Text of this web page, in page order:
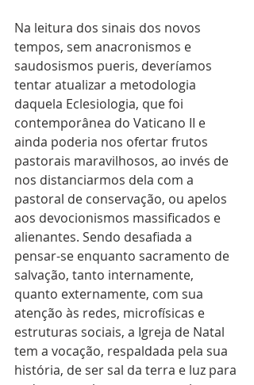
Na leitura dos sinais dos novos
tempos, sem anacronismos e
saudosismos pueris, deveríamos
tentar atualizar a metodologia
daquela Eclesiologia, que foi
contemporânea do Vaticano II e
ainda poderia nos ofertar frutos
pastorais maravilhosos, ao invés de
nos distanciarmos dela com a
pastoral de conservação, ou apelos
aos devocionismos massificados e
alienantes. Sendo desafiada a
pensar-se enquanto sacramento de
salvação, tanto internamente,
quanto externamente, com sua
atenção às redes, microfísicas e
estruturas sociais, a Igreja de Natal
tem a vocação, respaldada pela sua
história, de ser sal da terra e luz para